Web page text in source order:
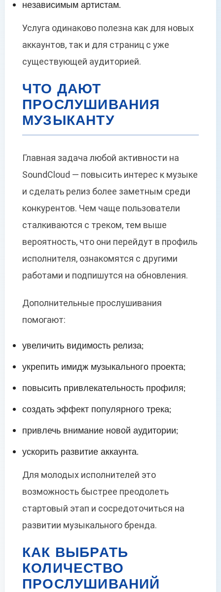
независимым артистам.
Услуга одинаково полезна как для новых
аккаунтов, так и для страниц с уже
существующей аудиторией.
ЧТО ДАЮТ
ПРОСЛУШИВАНИЯ
МУЗЫКАНТУ
Главная задача любой активности на
SoundCloud — повысить интерес к музыке
и сделать релиз более заметным среди
конкурентов. Чем чаще пользователи
сталкиваются с треком, тем выше
вероятность, что они перейдут в профиль
исполнителя, ознакомятся с другими
работами и подпишутся на обновления.
Дополнительные прослушивания
помогают:
увеличить видимость релиза;
укрепить имидж музыкального проекта;
повысить привлекательность профиля;
создать эффект популярного трека;
привлечь внимание новой аудитории;
ускорить развитие аккаунта.
Для молодых исполнителей это
возможность быстрее преодолеть
стартовый этап и сосредоточиться на
развитии музыкального бренда.
КАК ВЫБРАТЬ
КОЛИЧЕСТВО
ПРОСЛУШИВАНИЙ